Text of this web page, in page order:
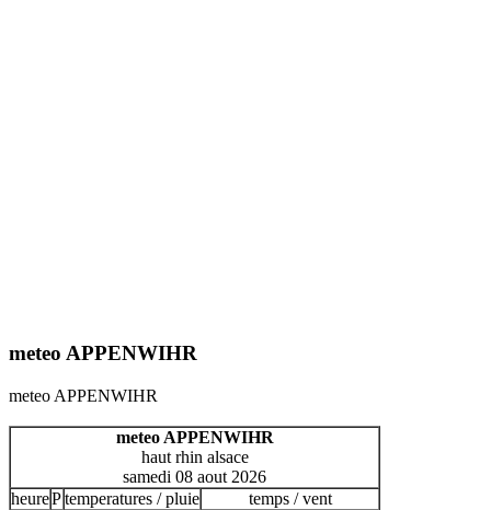
meteo APPENWIHR
meteo APPENWIHR
meteo APPENWIHR
haut rhin alsace
samedi 08 aout 2026
heurePtemperatures / pluie temps / vent